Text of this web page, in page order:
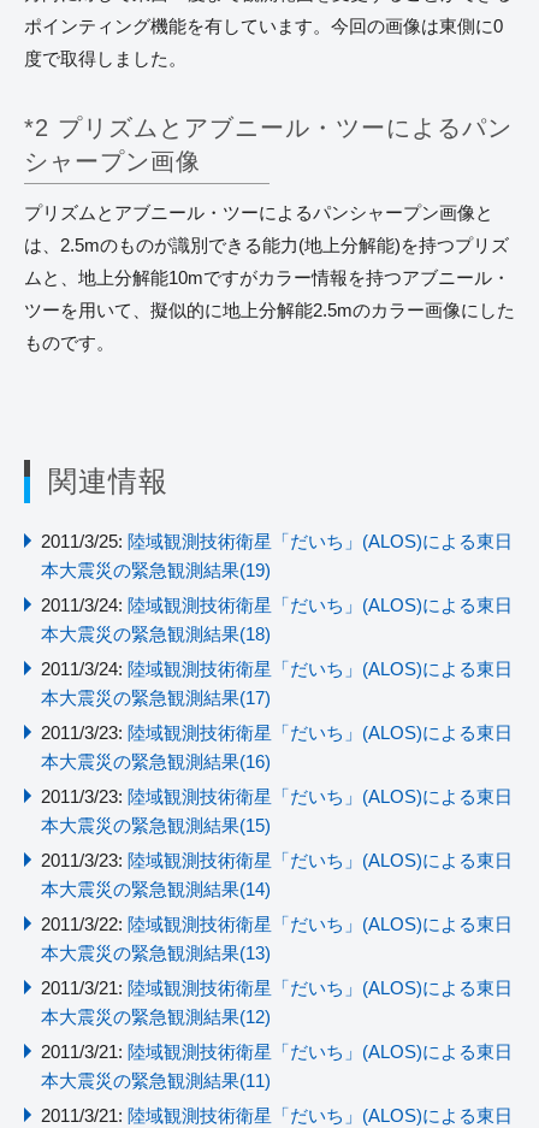
ポインティング機能を有しています。今回の画像は東側に0
度で取得しました。
*2 プリズムとアブニール・ツーによるパン
シャープン画像
プリズムとアブニール・ツーによるパンシャープン画像と
は、2.5mのものが識別できる能力(地上分解能)を持つプリズ
ムと、地上分解能10mですがカラー情報を持つアブニール・
ツーを用いて、擬似的に地上分解能2.5mのカラー画像にした
ものです。
関連情報
2011/3/25: 陸域観測技術衛星「だいち」(ALOS)による東日
本大震災の緊急観測結果(19)
2011/3/24: 陸域観測技術衛星「だいち」(ALOS)による東日
本大震災の緊急観測結果(18)
2011/3/24: 陸域観測技術衛星「だいち」(ALOS)による東日
本大震災の緊急観測結果(17)
2011/3/23: 陸域観測技術衛星「だいち」(ALOS)による東日
本大震災の緊急観測結果(16)
2011/3/23: 陸域観測技術衛星「だいち」(ALOS)による東日
本大震災の緊急観測結果(15)
2011/3/23: 陸域観測技術衛星「だいち」(ALOS)による東日
本大震災の緊急観測結果(14)
2011/3/22: 陸域観測技術衛星「だいち」(ALOS)による東日
本大震災の緊急観測結果(13)
2011/3/21: 陸域観測技術衛星「だいち」(ALOS)による東日
本大震災の緊急観測結果(12)
2011/3/21: 陸域観測技術衛星「だいち」(ALOS)による東日
本大震災の緊急観測結果(11)
2011/3/21: 陸域観測技術衛星「だいち」(ALOS)による東日